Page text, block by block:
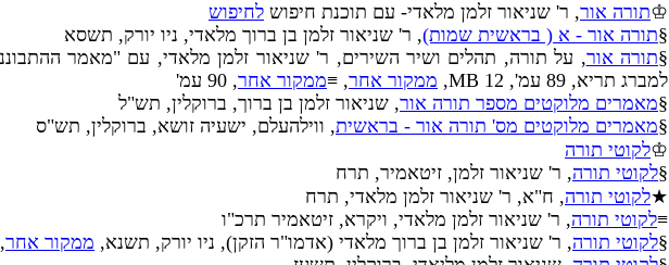
♔תורה אור, ר' שניאור זלמן מלאדי- עם תוכנת חיפוש לחיפוש
§תורה אור - א ( בראשית שמות), ר' שניאור זלמן בן ברוך מלאדי, ניו יורק, תשסא
§תורה אור, על תורה, תהלים ושיר השירים, ר' שניאור זלמן מלאדי, עם "מאמר
למברג תריא, 89 עמ', 12 MB,
ממקור אחר, ≡ממקור אחר, 90 עמ'
§מאמרים מלוקטים מספר תורה אור, שניאור זלמן בן ברוך, ברוקלין, תש"ל
§מאמרים מלוקטים מס' תורה אור - בראשית, ווילהעלם, ישעיה זושא, ברוקלין, תש"ס
♔לקוטי תורה
§לקוטי תורה, ר' שניאור זלמן, זיטאמיר, תרח
★לקוטי תורה, ח"א, ר' שניאור זלמן מלאדי, תרח
≡לקוטי תורה, ר' שניאור זלמן מלאדי, ויקרא, זיטאמיר תרכ"ו
§לקוטי תורה, ר' שניאור זלמן בן ברוך מלאדי (אדמו"ר הזקן), ניו יורק, תשנא, ממקור אחר